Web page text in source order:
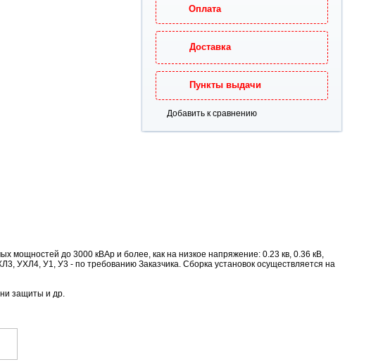
Оплата
Доставка
Пункты выдачи
Добавить к сравнению
мощностей до 3000 кВАр и более, как на низкое напряжение: 0.23 кв, 0.36 кВ,
УХЛ4, У1, У3 - по требованию Заказчика. Сборка установок осуществляется на
защиты и др.